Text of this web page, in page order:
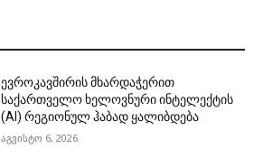
ევროკავშირის მხარდაჭერით
საქართველო ხელოვნური ინტელექტის
(AI) რეგიონულ ჰაბად ყალიბდება
აგვისტო 6, 2026